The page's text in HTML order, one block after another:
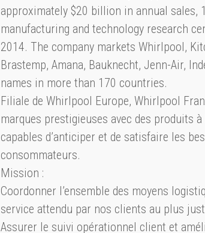
approximately $20 billion in annual sales,
manufacturing and technology research
2014. The company markets Whirlpool,
Brastemp, Amana, Bauknecht, Jenn-Air,
names in more than 170 countries.
Filiale de Whirlpool Europe, Whirlpool
marques prestigieuses avec des produits
capables d’anticiper et de satisfaire les
consommateurs.
Mission :
Coordonner l’ensemble des moyens
service attendu par nos clients au plus
Assurer le suivi opérationnel client et